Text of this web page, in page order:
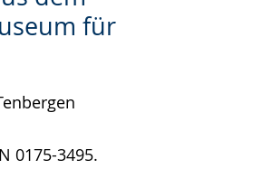
für
0175-3495.